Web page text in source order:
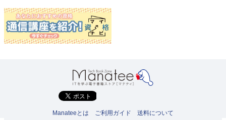
Manateeとは ご利用ガイド 送料について